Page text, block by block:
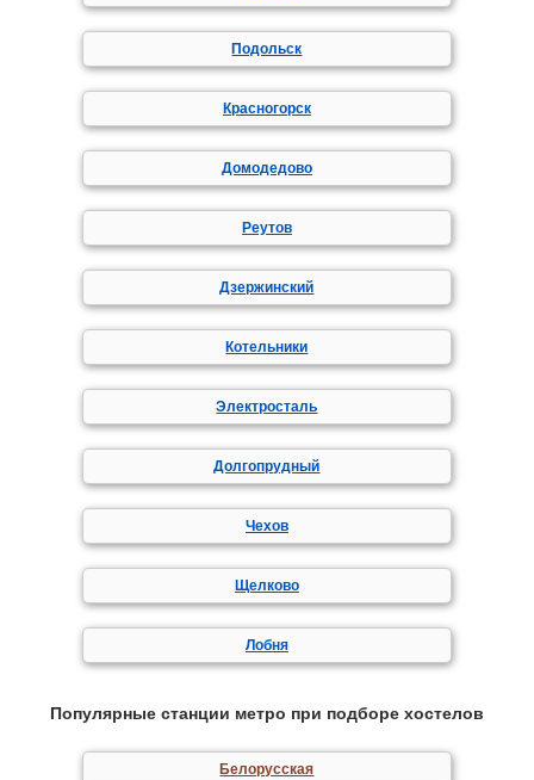
Подольск
Красногорск
Домодедово
Реутов
Дзержинский
Котельники
Электросталь
Долгопрудный
Чехов
Щелково
Лобня
Популярные станции метро при подборе хостелов
Белорусская